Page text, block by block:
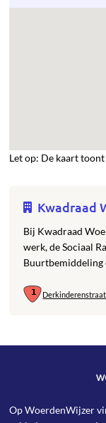
Let op: De kaart
Kwadraad
Bij Kwadraad
werk, de Sociaal
Buurtbemiddeling
Op WoerdenWijzer